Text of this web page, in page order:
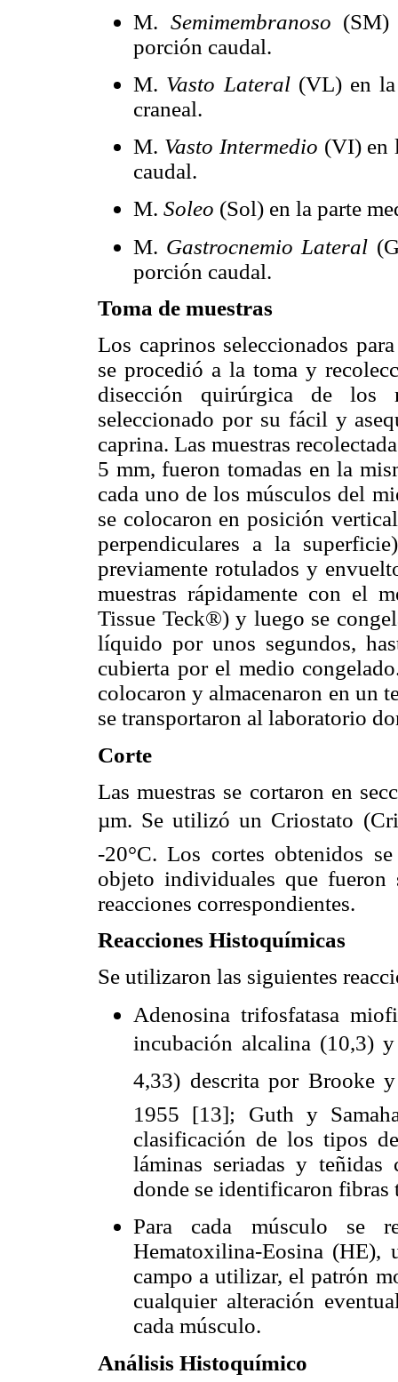
M. Semimembranoso
porción caudal.
M. Vasto Lateral (VL) en
craneal.
M. Vasto Intermedio (VI) en
caudal.
M. Soleo (Sol) en la parte
M. Gastrocnemio Lateral
porción caudal.
Toma de muestras
Los caprinos seleccionados
se procedió a la toma y
disección quirúrgica de los
seleccionado por su fácil y
caprina. Las muestras
5 mm, fueron tomadas en la
cada uno de los músculos del
se colocaron en posición
perpendiculares a la
previamente rotulados y
muestras rápidamente con el
Tissue Teck®) y luego se
líquido por unos segundos,
cubierta por el medio
colocaron y almacenaron en un
se transportaron al laboratorio
Corte
Las muestras se cortaron en
µm. Se utilizó un Criostato
-20°C. Los cortes obtenidos
objeto individuales que fueron
reacciones correspondientes.
Reacciones Histoquímicas
Se utilizaron las siguientes
Adenosina trifosfatasa
incubación alcalina (10,3)
4,33) descrita por Brooke
1955 [13]; Guth y
clasificación de los tipos
láminas seriadas y teñidas
donde se identificaron
Para cada músculo se
Hematoxilina-Eosina (HE),
campo a utilizar, el patrón
cualquier alteración
cada músculo.
Análisis Histoquímico